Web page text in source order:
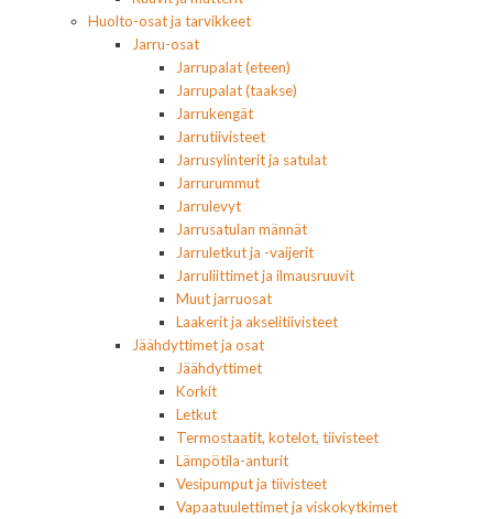
Huolto-osat ja tarvikkeet
Jarru-osat
Jarrupalat (eteen)
Jarrupalat (taakse)
Jarrukengät
Jarrutiivisteet
Jarrusylinterit ja satulat
Jarrurummut
Jarrulevyt
Jarrusatulan männät
Jarruletkut ja -vaijerit
Jarruliittimet ja ilmausruuvit
Muut jarruosat
Laakerit ja akselitiivisteet
Jäähdyttimet ja osat
Jäähdyttimet
Korkit
Letkut
Termostaatit, kotelot, tiivisteet
Lämpötila-anturit
Vesipumput ja tiivisteet
Vapaatuulettimet ja viskokytkimet